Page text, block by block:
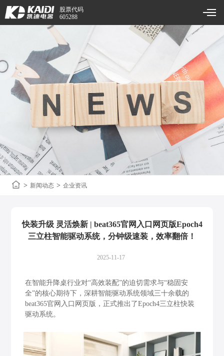
股票代码
605288
> 新闻动态 > 企业资讯
快装升级 灵活焕新 | beat365官网入口网页版Epoch4
三立柱智能驱动系统，分钟级速装，效率翻倍！
2025-11-17
在智能升降桌行业对“高效装配”的迫切需求与“稳固安
全”的核心期待下，深耕智能驱动系统领域三十余载的
beat365官网入口网页版，正式推出了Epoch4三立柱快装
驱动系统。